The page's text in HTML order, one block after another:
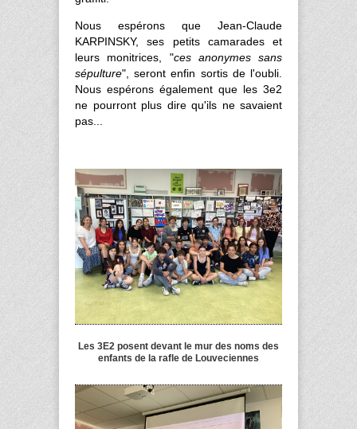
Nous espérons que Jean-Claude
KARPINSKY, ses petits camarades et
leurs monitrices, "ces anonymes sans
sépulture", seront enfin sortis de l'oubli.
Nous espérons également que les 3e2
ne pourront plus dire qu'ils ne savaient
pas...
Les 3E2 posent devant le mur des noms des
enfants de la rafle de Louveciennes